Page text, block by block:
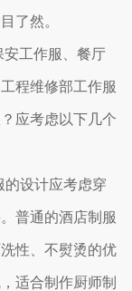
了然。
工作服、餐厅
程维修部工作服
应考虑以下几个
的设计应考虑穿
普通的酒店制服
性、不熨烫的优
适合制作厨师制